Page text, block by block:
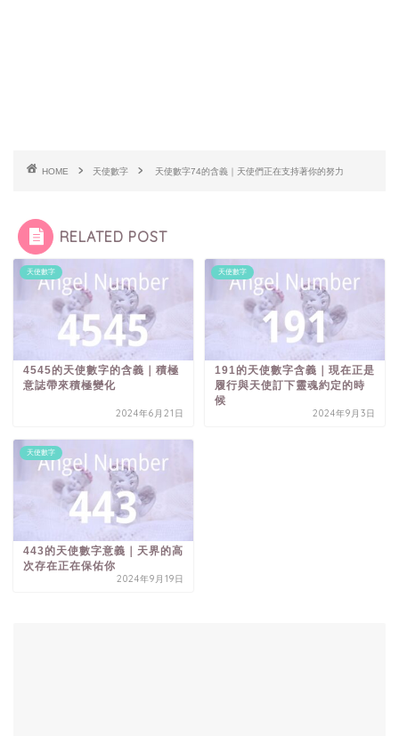
HOME 天使數字 天使數字74的含義｜天使們正在支持著你的努力
RELATED POST
天使數字
4545的天使數字的含義｜積極
意誌帶來積極變化
2024年6月21日
天使數字
191的天使數字含義｜現在正是
履行與天使訂下靈魂約定的時
候
2024年9月3日
天使數字
443的天使數字意義｜天界的高
次存在正在保佑你
2024年9月19日